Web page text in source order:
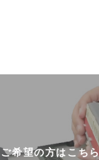
希望の方はこちら